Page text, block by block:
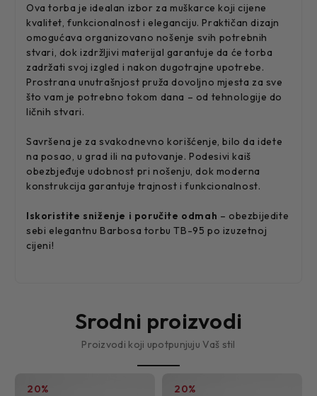
Ova torba je idealan izbor za muškarce koji cijene
kvalitet, funkcionalnost i eleganciju. Praktičan dizajn
omogućava organizovano nošenje svih potrebnih
stvari, dok izdržljivi materijal garantuje da će torba
zadržati svoj izgled i nakon dugotrajne upotrebe.
Prostrana unutrašnjost pruža dovoljno mjesta za sve
što vam je potrebno tokom dana – od tehnologije do
ličnih stvari.
Savršena je za svakodnevno korišćenje, bilo da idete
na posao, u grad ili na putovanje. Podesivi kaiš
obezbjeđuje udobnost pri nošenju, dok moderna
konstrukcija garantuje trajnost i funkcionalnost.
Iskoristite sniženje i poručite odmah – obezbijedite
sebi elegantnu Barbosa torbu TB-95 po izuzetnoj
cijeni!
Srodni proizvodi
Proizvodi koji upotpunjuju Vaš stil
20% 20%